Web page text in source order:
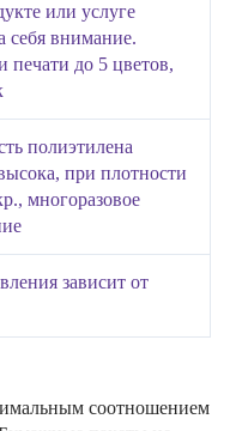
или услуге
себя внимание.
печати до 5 цветов,
полиэтилена
при плотности
многоразовое
зависит от
соотношением